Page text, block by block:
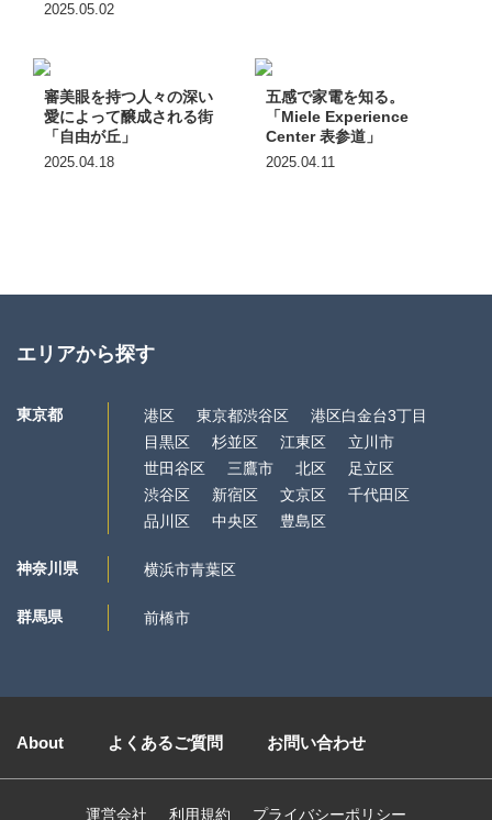
2025.05.02
審美眼を持つ人々の深い
愛によって醸成される街
「自由が丘」
2025.04.18
五感で家電を知る。
「Miele Experience
Center 表参道」
2025.04.11
エリアから探す
東京都 港区 東京都渋谷区
港区白金台3丁目
目黒区
杉並区 江東区
立川市
世田谷区
三鷹市 北区
足立区
渋谷区
新宿区 文京区
千代田区
品川区
中央区 豊島区
神奈川県 横浜市青葉区
群馬県 前橋市
About よくあるご質問 お問い合わせ
運営会社 利用規約 プライバシーポリシー